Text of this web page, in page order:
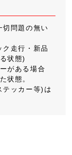
問題の無い
走行・新品
状態)
がある場合
状態。
テッカー等)は